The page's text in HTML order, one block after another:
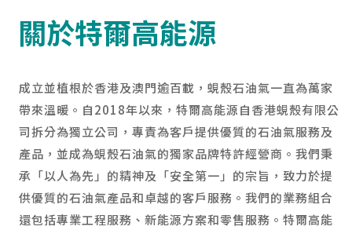
關於特爾高能源
成立並植根於香港及澳門逾百載，蜆殼石油氣一直為萬家
帶來溫暖。自2018年以來，特爾高能源自香港蜆殼有限公
司拆分為獨立公司，專責為客戶提供優質的石油氣服務及
產品，並成為蜆殼石油氣的獨家品牌特許經營商。我們秉
承「以人為先」的精神及「安全第一」的宗旨，致力於提
供優質的石油氣產品和卓越的客戶服務。我們的業務組合
還包括專業工程服務、新能源方案和零售服務。特爾高能